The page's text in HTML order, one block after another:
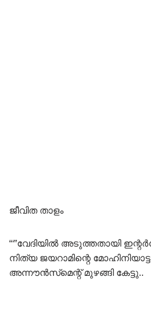
ജീവിത താളം
“‘”വേദിയിൽ അടുത്തതായി
നിത്യ ജയറാമിന്റെ
അന്നൗൻസ്‌മെന്റ് മുഴങ്ങി കേട്ടു..